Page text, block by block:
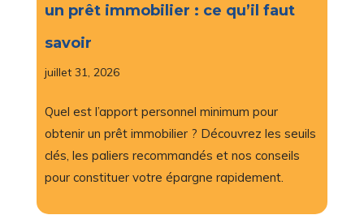
un prêt immobilier : ce qu’il faut
savoir
juillet 31, 2026
Quel est l’apport personnel minimum pour
obtenir un prêt immobilier ? Découvrez les seuils
clés, les paliers recommandés et nos conseils
pour constituer votre épargne rapidement.